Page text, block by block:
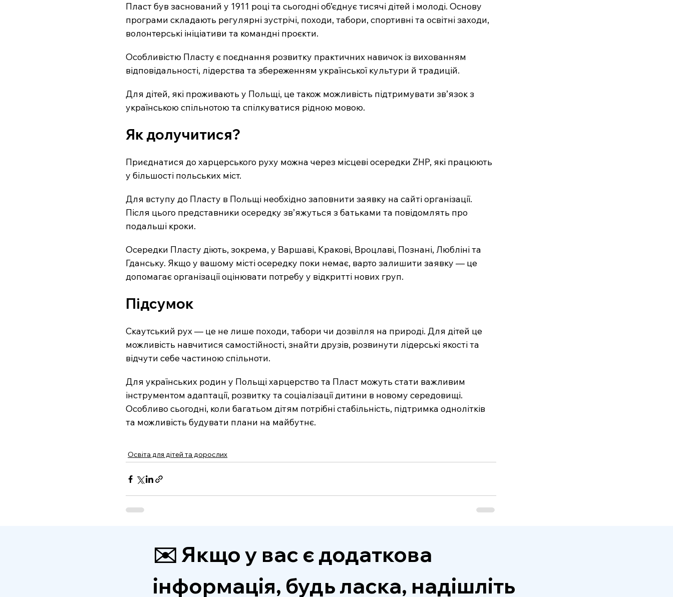
✉️ Якщо у вас є додаткова
інформація, будь ласка, надішліть
Пласт був заснований у 1911 році та сьогодні об’єднує тисячі дітей і молоді. Основу
програми складають регулярні зустрічі, походи, табори, спортивні та освітні заходи,
волонтерські ініціативи та командні проєкти.
Особливістю Пласту є поєднання розвитку практичних навичок із вихованням
відповідальності, лідерства та збереженням української культури й традицій.
Для дітей, які проживають у Польщі, це також можливість підтримувати зв’язок з
українською спільнотою та спілкуватися рідною мовою.
Як долучитися?
Приєднатися до харцерського руху можна через місцеві осередки ZHP, які працюють
у більшості польських міст.
Для вступу до Пласту в Польщі необхідно заповнити заявку на сайті організації.
Після цього представники осередку зв’яжуться з батьками та повідомлять про
подальші кроки.
Осередки Пласту діють, зокрема, у Варшаві, Кракові, Вроцлаві, Познані, Любліні та
Гданську. Якщо у вашому місті осередку поки немає, варто залишити заявку — це
допомагає організації оцінювати потребу у відкритті нових груп.
Підсумок
Скаутський рух — це не лише походи, табори чи дозвілля на природі. Для дітей це
можливість навчитися самостійності, знайти друзів, розвинути лідерські якості та
відчути себе частиною спільноти.
Для українських родин у Польщі харцерство та Пласт можуть стати важливим
інструментом адаптації, розвитку та соціалізації дитини в новому середовищі.
Особливо сьогодні, коли багатьом дітям потрібні стабільність, підтримка однолітків
та можливість будувати плани на майбутнє.
Освіта для дітей та дорослих